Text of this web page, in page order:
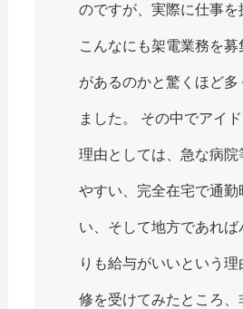
のですが、実際に仕事を
こんなにも架電業務を
があるのかと驚くほど多
ました。 その中でアイ
理由としては、急な病院
やすい、完全在宅で通勤
い、そして地方であれば
りも給与がいいという
修を受けてみたところ